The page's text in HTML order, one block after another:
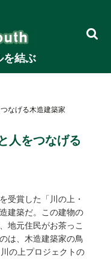
を結ぶ
なげる木造建築家
人をつなげる
受賞した「川の上・
建築だ。この建物の
地元住民がお茶っこ
は、木造建築家の鳥
の上プロジェクトの